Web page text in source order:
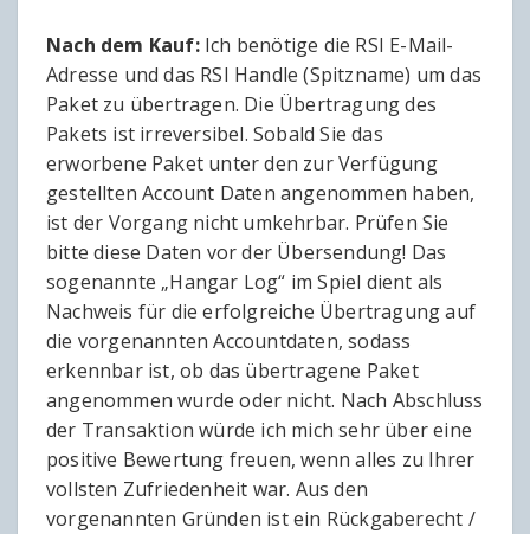
Nach dem Kauf:Ich benötige die RSI E-Mail-
Adresse und das RSI Handle (Spitzname) um das
Paket zu übertragen. Die Übertragung des
Pakets ist irreversibel. Sobald Sie das
erworbene Paket unter den zur Verfügung
gestellten Account Daten angenommen haben,
ist der Vorgang nicht umkehrbar. Prüfen Sie
bitte diese Daten vor der Übersendung! Das
sogenannte „Hangar Log“ im Spiel dient als
Nachweis für die erfolgreiche Übertragung auf
die vorgenannten Accountdaten, sodass
erkennbar ist, ob das übertragene Paket
angenommen wurde oder nicht. Nach Abschluss
der Transaktion würde ich mich sehr über eine
positive Bewertung freuen, wenn alles zu Ihrer
vollsten Zufriedenheit war. Aus den
vorgenannten Gründen ist ein Rückgaberecht /